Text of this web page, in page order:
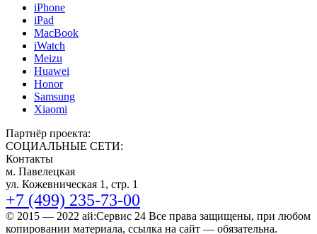
iPhone
iPad
MacBook
iWatch
Meizu
Huawei
Honor
Samsung
Xiaomi
Партнёр проекта:
СОЦИАЛЬНЫЕ СЕТИ:
Контакты
м. Павелецкая
ул. Кожевническая 1, стр. 1
+7 (499) 235-73-00
© 2015 — 2022 ай:Сервис 24 Все права защищены, при любом
копировании материала, ссылка на сайт — обязательна.